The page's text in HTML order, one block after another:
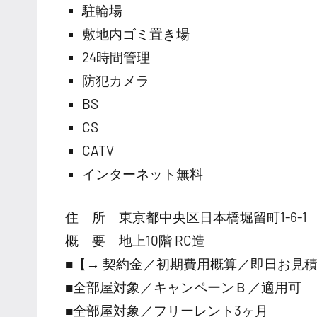
駐輪場
敷地内ゴミ置き場
24時間管理
防犯カメラ
BS
CS
CATV
インターネット無料
住 所 東京都中央区日本橋堀留町1-6-1
概 要 地上10階 RC造
■【→ 契約金／初期費用概算／即日お見
■全部屋対象／キャンペーンＢ／適用可
■全部屋対象／フリーレント3ヶ月